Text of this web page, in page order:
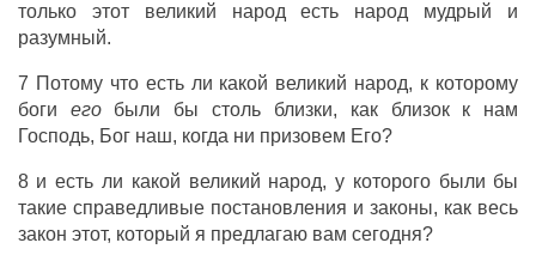
только этот великий народ есть народ мудрый и
разумный.
7 Потому что есть ли какой великий народ, к которому
боги егобыли бы столь близки, как близок к нам
Господь, Бог наш, когда ни призовем Его?
8 и есть ли какой великий народ, у которого были бы
такие справедливые постановления и законы, как весь
закон этот, который я предлагаю вам сегодня?